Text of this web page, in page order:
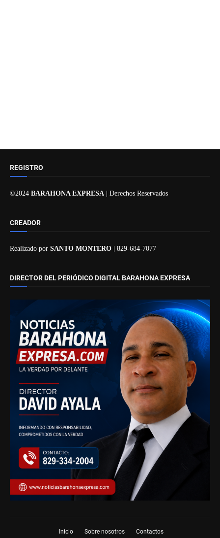
REGISTRO
©2024 BARAHONA EXPRESA | Derechos Reservados
CREADOR
Realizado por SANTO MONTERO | 829-684-7077
DIRECTOR DEL PERIÓDICO DIGITAL BARAHONA EXPRESA
Inicio Sobre nosotros Contactos